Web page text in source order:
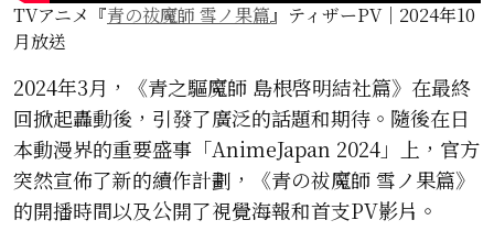
TVアニメ『青の祓魔師 雪ノ果篇』ティザーPV｜2024年10
月放送
2024年3月，《青之驅魔師 島根啓明結社篇》在最終
回掀起轟動後，引發了廣泛的話題和期待。隨後在日
本動漫界的重要盛事「AnimeJapan 2024」上，官方
突然宣佈了新的續作計劃，《青の祓魔師 雪ノ果篇》
的開播時間以及公開了視覺海報和首支PV影片。